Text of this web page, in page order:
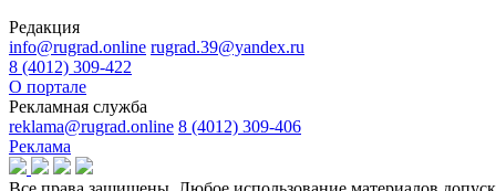
Редакция
info@rugrad.online rugrad.39@yandex.ru
8 (4012) 309-422
О портале
Рекламная служба
reklama@rugrad.online 8 (4012) 309-406
Реклама